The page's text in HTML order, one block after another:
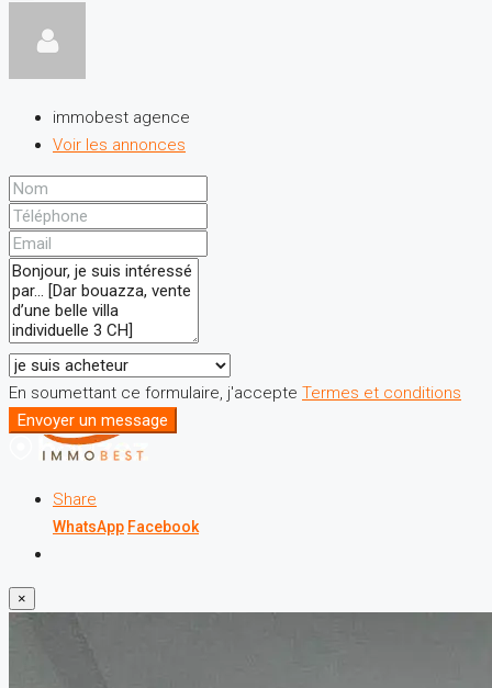
immobest agence
Voir les annonces
En soumettant ce formulaire, j'accepte Termes et conditions
Envoyer un message
Share
WhatsApp Facebook
×